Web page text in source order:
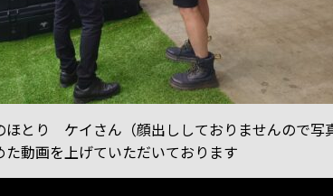
ほとり ケイさん（顔出ししておりませんので写
動画を上げていただいております